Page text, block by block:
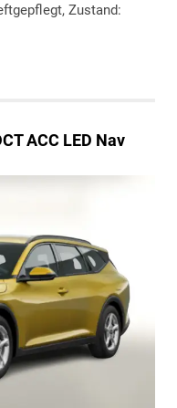
Zustand:
ACC LED Nav